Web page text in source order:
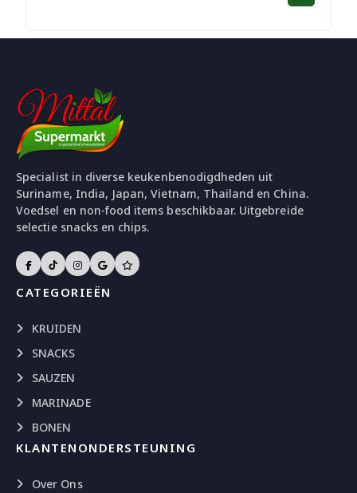
Specialist in diverse keukenbenodigdheden uit
Suriname, India, Japan, Vietnam, Thailand en China.
Voedsel en non-food items beschikbaar. Uitgebreide
selectie snacks en chips.
CATEGORIEËN
KRUIDEN
SNACKS
SAUZEN
MARINADE
BONEN
KLANTENONDERSTEUNING
Over Ons